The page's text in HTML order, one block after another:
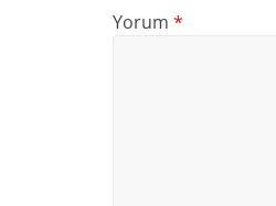
Yorum *